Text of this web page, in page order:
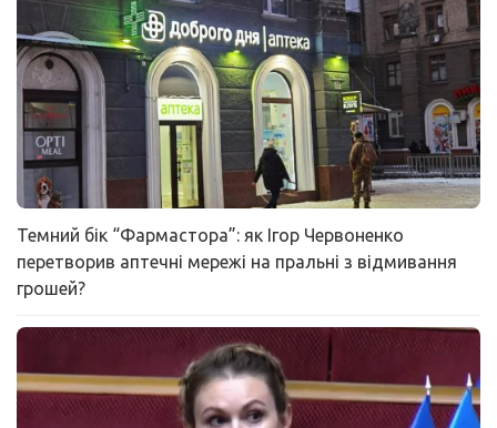
Темний бік “Фармастора”: як Ігор Червоненко
перетворив аптечні мережі на пральні з відмивання
грошей?